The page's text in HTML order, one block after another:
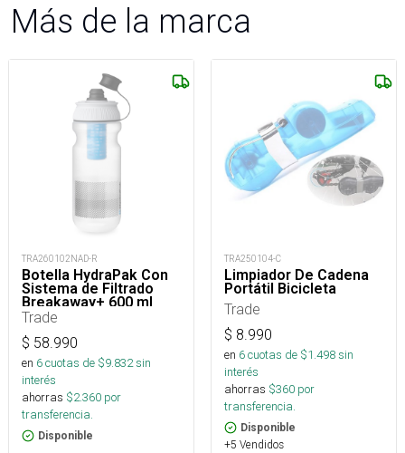
Más de la marca
TRA260102NAD-R
Botella HydraPak Con
Sistema de Filtrado
Breakaway+ 600 ml
Trade
$ 58.990
en 6cuotas de $9.832sin
interés
ahorras $2.360 por
transferencia.
Disponible
TRA250104-C
Limpiador De Cadena
Portátil Bicicleta
Trade
$ 8.990
en 6cuotas de $1.498sin
interés
ahorras $360 por
transferencia.
Disponible
+5 Vendidos